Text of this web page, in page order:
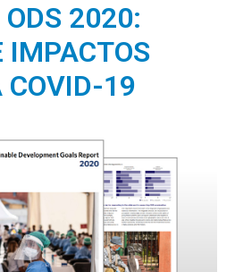
ODS 2020:
IMPACTOS
COVID-19